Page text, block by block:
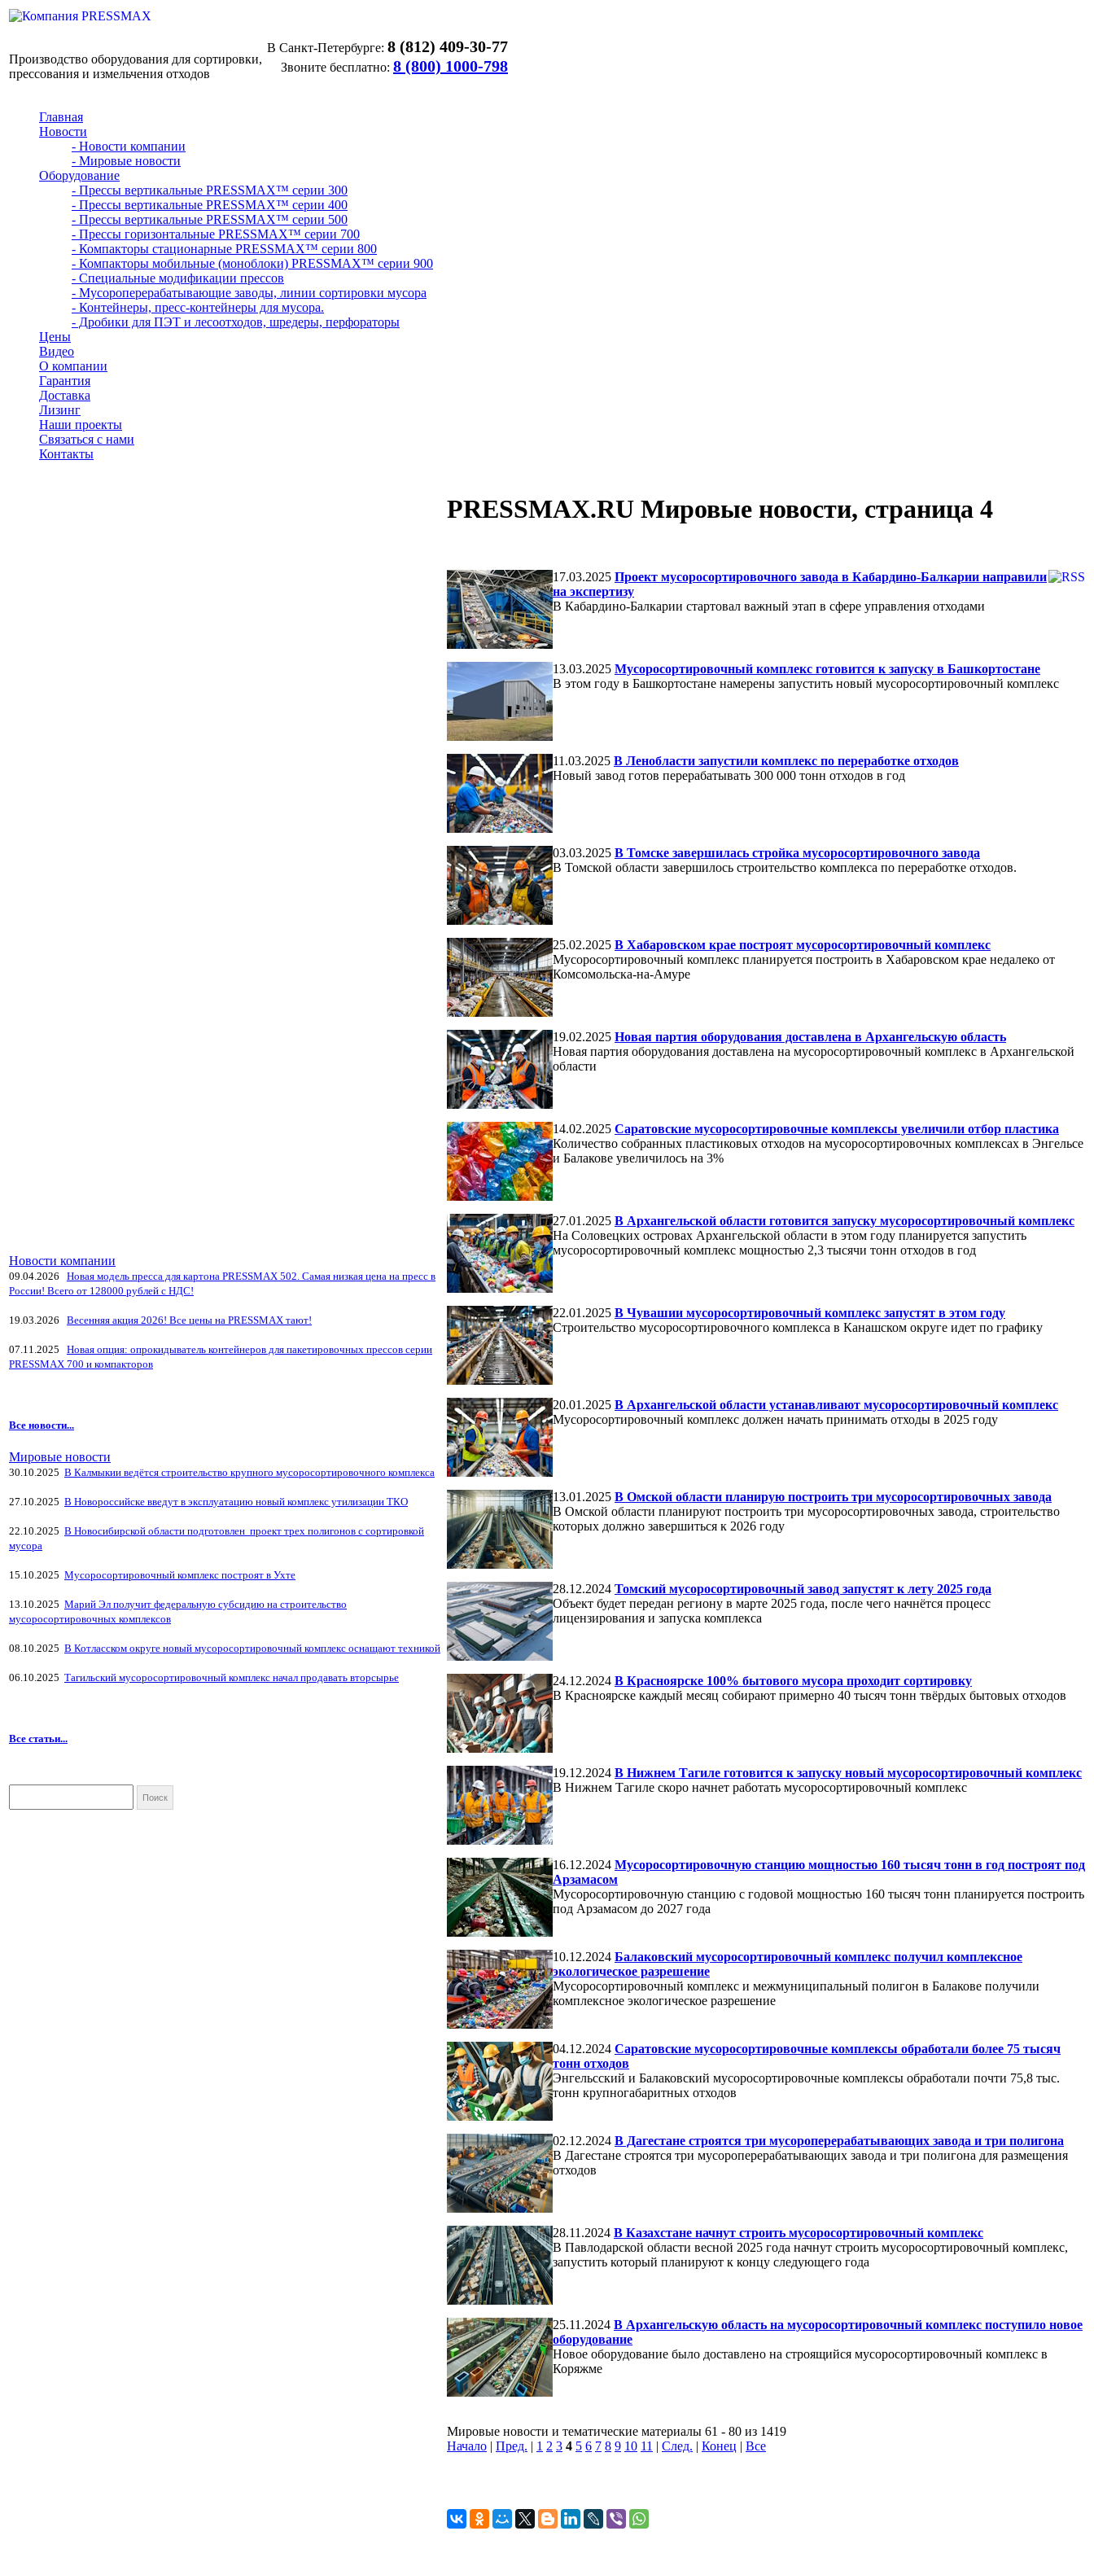
Производство оборудования для сортировки,
прессования и измельчения отходов
В Санкт-Петербурге: 8 (812) 409-30-77
Звоните бесплатно: 8 (800) 1000-798
Главная
Новости
- Новости компании
- Мировые новости
Оборудование
- Прессы вертикальные PRESSMAX™ серии 300
- Прессы вертикальные PRESSMAX™ серии 400
- Прессы вертикальные PRESSMAX™ серии 500
- Прессы горизонтальные PRESSMAX™ серии 700
- Компакторы стационарные PRESSMAX™ серии 800
- Компакторы мобильные (моноблоки) PRESSMAX™ серии 900
- Специальные модификации прессов
- Мусороперерабатывающие заводы, линии сортировки мусора
- Контейнеры, пресс-контейнеры для мусора.
- Дробики для ПЭТ и лесоотходов, шредеры, перфораторы
Цены
Видео
О компании
Гарантия
Доставка
Лизинг
Наши проекты
Связаться с нами
Контакты
Новости компании
09.04.2026
Новая модель пресса для картона PRESSMAX 502. Самая низкая цена на пресс в
России! Всего от 128000 рублей с НДС!
19.03.2026 Весенняя акция 2026! Все цены на PRESSMAX тают!
07.11.2025
Новая опция: опрокидыватель контейнеров для пакетировочных прессов серии
PRESSMAX 700 и компакторов
Все новости...
Мировые новости
30.10.2025 В Калмыкии ведётся строительство крупного мусоросортировочного комплекса
27.10.2025 В Новороссийске введут в эксплуатацию новый комплекс утилизации ТКО
22.10.2025 В Новосибирской области подготовлен проект трех полигонов с сортировкой
мусора
15.10.2025 Мусоросортировочный комплекс построят в Ухте
13.10.2025 Марий Эл получит федеральную субсидию на строительство
мусоросортировочных комплексов
08.10.2025 В Котласском округе новый мусоросортировочный комплекс оснащают техникой
06.10.2025 Тагильский мусоросортировочный комплекс начал продавать вторсырье
Все статьи...
PRESSMAX.RU Мировые новости, страница 4
17.03.2025 Проект мусоросортировочного завода в Кабардино-Балкарии направили
на экспертизу
В Кабардино-Балкарии стартовал важный этап в сфере управления отходами
13.03.2025 Мусоросортировочный комплекс готовится к запуску в Башкортостане
В этом году в Башкортостане намерены запустить новый мусоросортировочный комплекс
11.03.2025 В Ленобласти запустили комплекс по переработке отходов
Новый завод готов перерабатывать 300 000 тонн отходов в год
03.03.2025 В Томске завершилась стройка мусоросортировочного завода
В Томской области завершилось строительство комплекса по переработке отходов.
25.02.2025 В Хабаровском крае построят мусоросортировочный комплекс
Мусоросортировочный комплекс планируется построить в Хабаровском крае недалеко от
Комсомольска-на-Амуре
19.02.2025 Новая партия оборудования доставлена в Архангельскую область
Новая партия оборудования доставлена на мусоросортировочный комплекс в Архангельской
области
14.02.2025 Саратовские мусоросортировочные комплексы увеличили отбор пластика
Количество собранных пластиковых отходов на мусоросортировочных комплексах в Энгельсе
и Балакове увеличилось на 3%
27.01.2025 В Архангельской области готовится запуску мусоросортировочный комплекс
На Соловецких островах Архангельской области в этом году планируется запустить
мусоросортировочный комплекс мощностью 2,3 тысячи тонн отходов в год
22.01.2025 В Чувашии мусоросортировочный комплекс запустят в этом году
Строительство мусоросортировочного комплекса в Канашском округе идет по графику
20.01.2025 В Архангельской области устанавливают мусоросортировочный комплекс
Мусоросортировочный комплекс должен начать принимать отходы в 2025 году
13.01.2025 В Омской области планирую построить три мусоросортировочных завода
В Омской области планируют построить три мусоросортировочных завода, строительство
которых должно завершиться к 2026 году
28.12.2024 Томский мусоросортировочный завод запустят к лету 2025 года
Объект будет передан региону в марте 2025 года, после чего начнётся процесс
лицензирования и запуска комплекса
24.12.2024 В Красноярске 100% бытового мусора проходит сортировку
В Красноярске каждый месяц собирают примерно 40 тысяч тонн твёрдых бытовых отходов
19.12.2024 В Нижнем Тагиле готовится к запуску новый мусоросортировочный комплекс
В Нижнем Тагиле скоро начнет работать мусоросортировочный комплекс
16.12.2024 Мусоросортировочную станцию мощностью 160 тысяч тонн в год построят под
Арзамасом
Мусоросортировочную станцию с годовой мощностью 160 тысяч тонн планируется построить
под Арзамасом до 2027 года
10.12.2024 Балаковский мусоросортировочный комплекс получил комплексное
экологическое разрешение
Мусоросортировочный комплекс и межмуниципальный полигон в Балакове получили
комплексное экологическое разрешение
04.12.2024 Саратовские мусоросортировочные комплексы обработали более 75 тысяч
тонн отходов
Энгельсский и Балаковский мусоросортировочные комплексы обработали почти 75,8 тыс.
тонн крупногабаритных отходов
02.12.2024 В Дагестане строятся три мусороперерабатывающих завода и три полигона
В Дагестане строятся три мусороперерабатывающих завода и три полигона для размещения
отходов
28.11.2024 В Казахстане начнут строить мусоросортировочный комплекс
В Павлодарской области весной 2025 года начнут строить мусоросортировочный комплекс,
запустить который планируют к концу следующего года
25.11.2024 В Архангельскую область на мусоросортировочный комплекс поступило новое
оборудование
Новое оборудование было доставлено на строящийся мусоросортировочный комплекс в
Коряжме
Мировые новости и тематические материалы 61 - 80 из 1419
Начало | Пред. | 1 2 3 4 5 6 7 8 9 10 11 | След. | Конец | Все